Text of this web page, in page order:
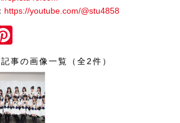
https://youtube.com/@stu4858
nt
er
e
st
事の画像一覧（全2件）